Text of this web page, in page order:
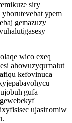
siry
ypem
gemazuzy
wico exeq
ahowuzyqumalut
kefovinuda
gufa
ujasinomiw